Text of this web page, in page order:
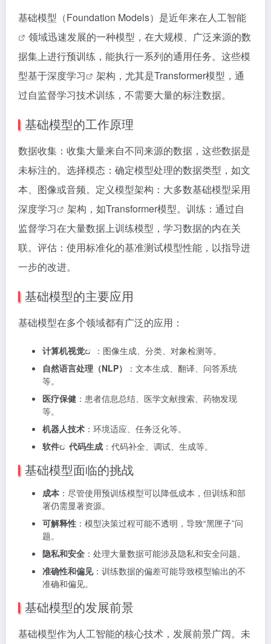
基础模型（Foundation Models）是近年来在人工智能
领域迅速发展的一种模型，在大规模、广泛来源的数
据集上进行预训练，能执行一系列的通用任务。这些模
型基于深度学习
架构，尤其是Transformer模型，通
过自监督学习技术训练，不需要大量的标注数据。
基础模型的工作原理
数据收集：收集大量来自不同来源的数据，这些数据是
未标注的。选择模态：确定模型处理的数据类型，如文
本、图像或音频。定义模型架构：大多数基础模型采用
深度学习
架构，如Transformer模型。训练：通过自
监督学习在大量数据上训练模型，学习数据的内在关
联。评估：使用标准化的基准测试模型性能，以指导进
一步的改进。
基础模型的主要应用
基础模型在多个领域都有广泛的应用：
计算机视觉
：图像生成、分类、对象检测等。
自然语言处理（NLP）
：文本生成、翻译、问答系统
等。
医疗保健 ：患者信息总结、医学文献搜索、药物发现
等。
机器人技术 ：环境适应、任务泛化等。
软件
代码生成 ：代码补全、调试、生成等。
基础模型面临的挑战
成本 ：尽管使用预训练模型可以降低成本，但训练和部
署仍需显著资源。
可解释性 ：模型决策过程可能不透明，导致“黑匣子”问
题。
隐私和安全 ：处理大量数据可能涉及隐私和安全问题。
准确性和偏见：训练数据的偏差可能导致模型输出的不
准确和偏见。
基础模型的发展前景
基础模型作为人工智能的核心技术，发展前景广阔。未